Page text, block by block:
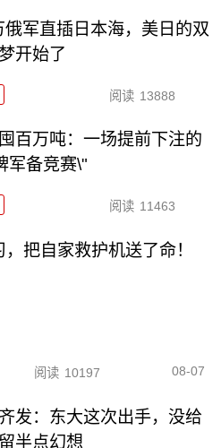
俄军直插日本海，美日的双
开始了
阅读 13888
百万吨：一场提前下注的
军备竞赛\"
阅读 11463
把自家救护机送了命！
阅读 10197 08-07
发：东大这次出手，没给
半点幻想